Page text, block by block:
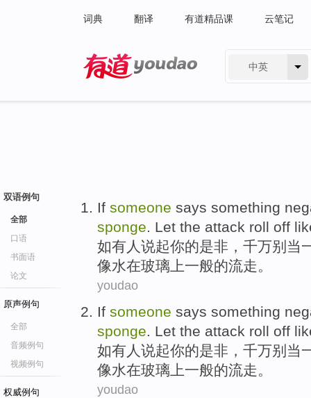
词典 翻译 有道精品课 云笔记
中英
双语例句
全部
口语
书面语
论文
原声例句
全部
音频例句
视频例句
权威例句
If someone says something
sponge. Let the attack roll off
如有人 说起你的是非，千万别 当
像水在玻璃上一般的流走。
youdao
If someone says something
sponge. Let the attack roll off
如有人 说起你的是非，千万别 当
像水在玻璃上一般的流走。
youdao